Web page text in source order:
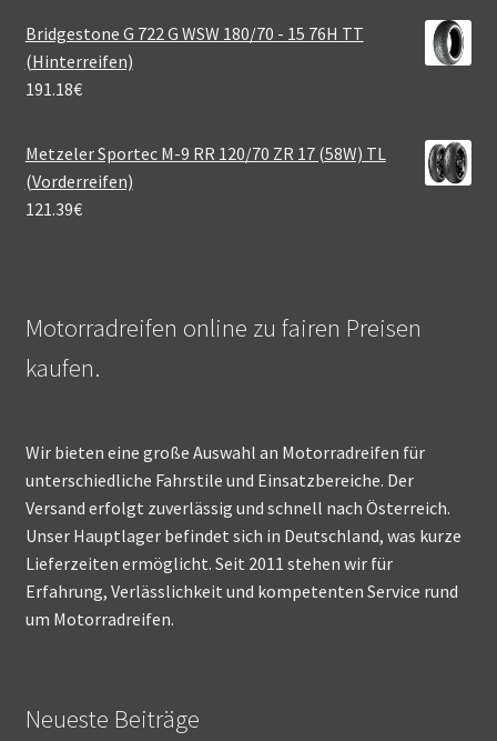
Bridgestone G 722 G WSW 180/70 - 15 76H TT
(Hinterreifen)
191.18€
Metzeler Sportec M-9 RR 120/70 ZR 17 (58W) TL
(Vorderreifen)
121.39€
Motorradreifen online zu fairen Preisen
kaufen.
Wir bieten eine große Auswahl an Motorradreifen für
unterschiedliche Fahrstile und Einsatzbereiche. Der
Versand erfolgt zuverlässig und schnell nach Österreich.
Unser Hauptlager befindet sich in Deutschland, was kurze
Lieferzeiten ermöglicht. Seit 2011 stehen wir für
Erfahrung, Verlässlichkeit und kompetenten Service rund
um Motorradreifen.
Neueste Beiträge